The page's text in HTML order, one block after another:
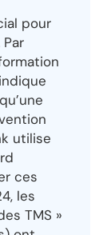
pour
utilise
ces
les
TMS »